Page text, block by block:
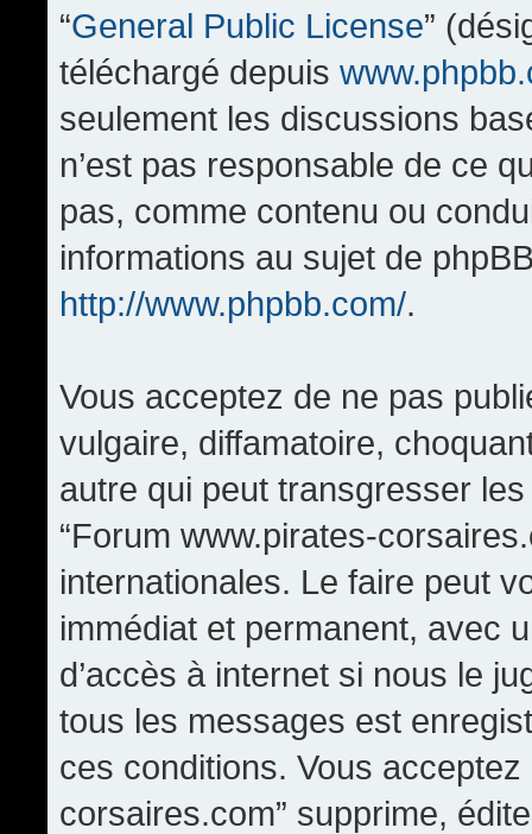
“General Public License”
téléchargé depuis
seulement les discussions
n’est pas responsable de ce
pas, comme contenu ou
informations au sujet de
http://www.phpbb.com/.
Vous acceptez de ne pas
vulgaire, diffamatoire,
autre qui peut transgresser
“Forum www.pirates-
internationales. Le faire peut
immédiat et permanent, avec
d’accès à internet si nous le
tous les messages est
ces conditions. Vous
corsaires.com” supprime,